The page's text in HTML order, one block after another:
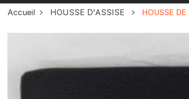
Accueil HOUSSE D'ASSISE HOUSSE